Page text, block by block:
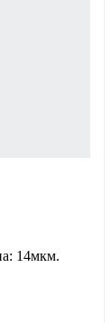
14мкм.